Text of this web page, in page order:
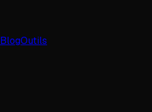
BlogOutils